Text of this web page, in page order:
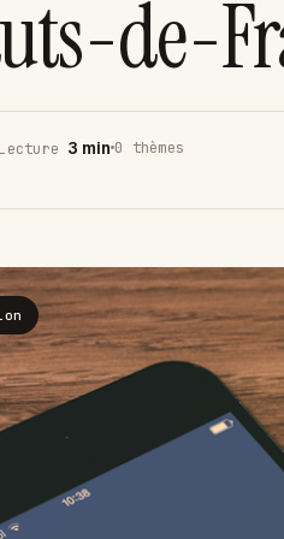
de-
Lecture 3 min 0 thèmes